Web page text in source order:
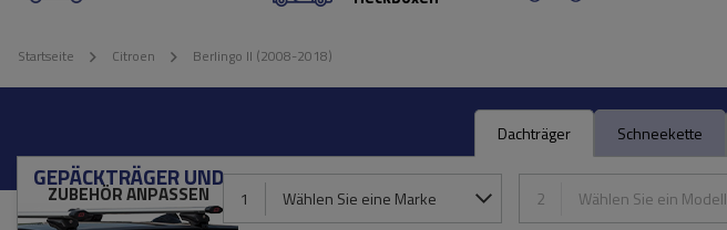
Startseite Citroen Berlingo II (2008-2018)
Dachträger Schneekette
GEPÄCKTRÄGER UND
ZUBEHÖR ANPASSEN 1 Wählen Sie eine Marke 2 Wählen Sie ein Modell